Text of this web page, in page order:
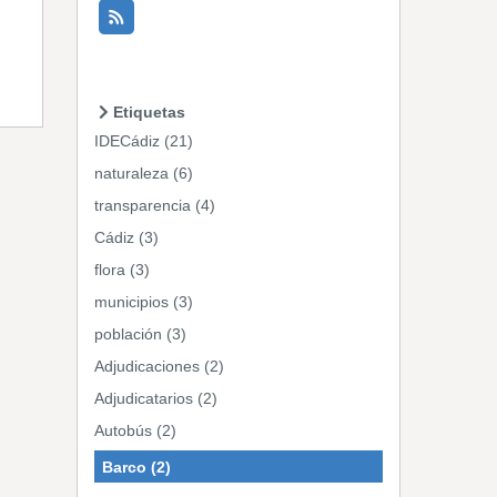
Etiquetas
IDECádiz (21)
naturaleza (6)
transparencia (4)
Cádiz (3)
flora (3)
municipios (3)
población (3)
Adjudicaciones (2)
Adjudicatarios (2)
Autobús (2)
Barco (2)